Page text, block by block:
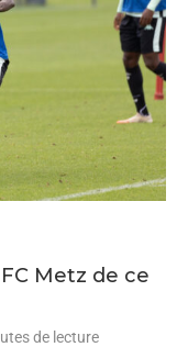
Metz de ce
de lecture